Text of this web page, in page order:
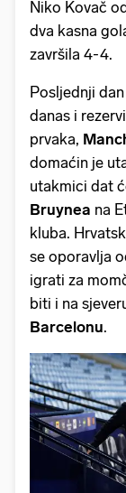
Niko Kovač
dva kasna
završila 4-4.
Posljednji
danas i
prvaka,
domaćin je
utakmici dat
Bruynea na
kluba.
se oporavlja
igrati za
biti i na
Barcelonu.